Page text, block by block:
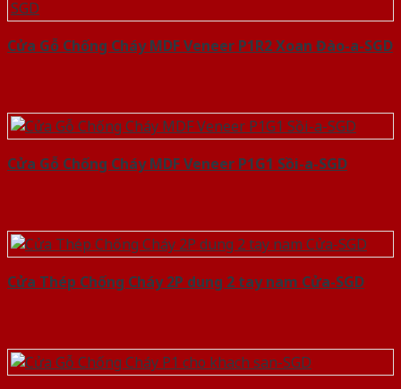
Cửa Gỗ Chống Cháy MDF Veneer P1R2 Xoan Đào-a-SGD
Cửa Gỗ Chống Cháy MDF Veneer P1G1 Sồi-a-SGD
Cửa Thép Chống Cháy 2P dung 2 tay nam Cửa-SGD